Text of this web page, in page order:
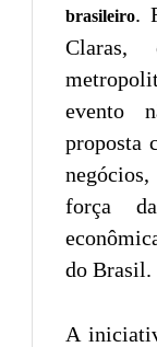
brasileiro.
Claras,
evento
proposta
força
do Brasil.
A